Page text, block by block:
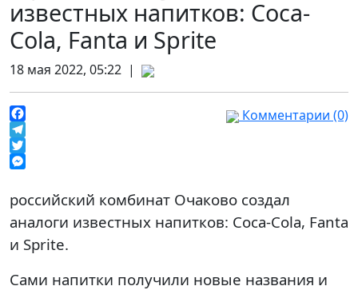
известных напитков: Coca-
Cola, Fanta и Sprite
18 мая 2022, 05:22 |
Facebook
Telegram
Twitter
Комментарии (0)
российский комбинат Очаково создал
аналоги известных напитков: Coca-Cola, Fanta
и Sprite.
Сами напитки получили новые названия и